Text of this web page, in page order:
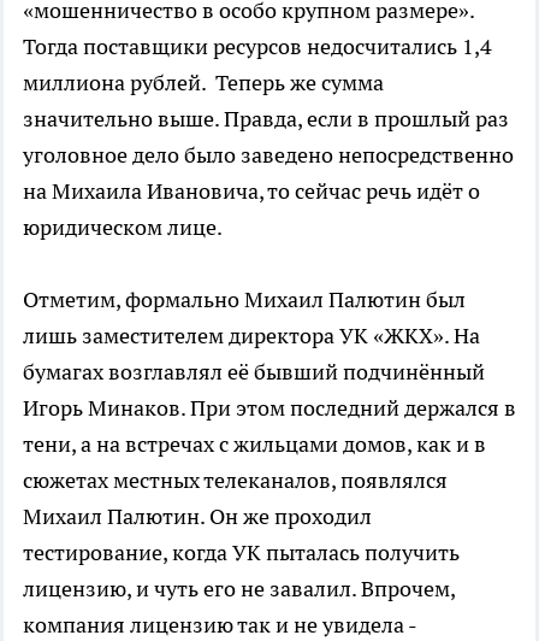
«мошенничество в особо крупном размере».
Тогда поставщики ресурсов недосчитались 1,4
миллиона рублей. Теперь же сумма
значительно выше. Правда, если в прошлый раз
уголовное дело было заведено непосредственно
на Михаила Ивановича, то сейчас речь идёт о
юридическом лице.
Отметим, формально Михаил Палютин был
лишь заместителем директора УК «ЖКХ». На
бумагах возглавлял её бывший подчинённый
Игорь Минаков. При этом последний держался в
тени, а на встречах с жильцами домов, как и в
сюжетах местных телеканалов, появлялся
Михаил Палютин. Он же проходил
тестирование, когда УК пыталась получить
лицензию, и чуть его не завалил. Впрочем,
компания лицензию так и не увидела -